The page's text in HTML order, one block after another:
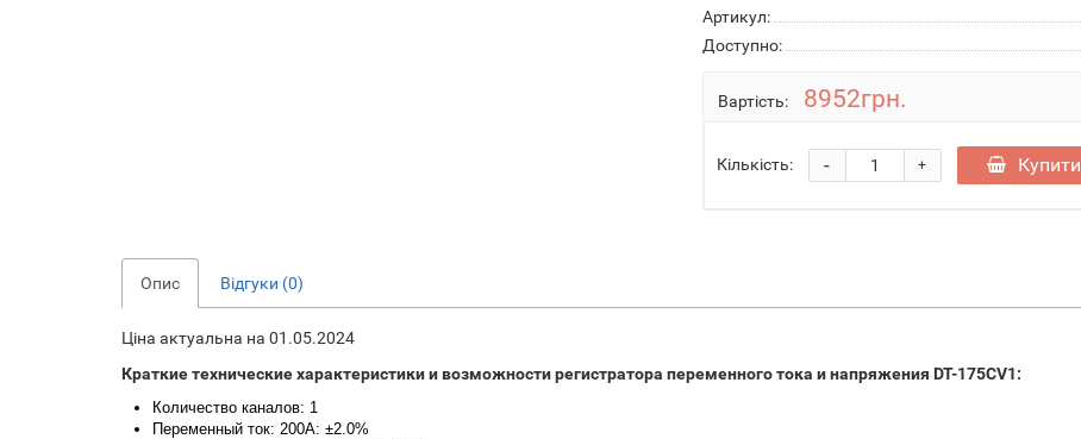
Артикул:
Доступно:
Вартість: 8952грн.
Кількість: +
- Купити
Опис Відгуки (0)
Ціна актуальна на 01.05.2024
Краткие технические характеристики и возможности регистратора переменного тока и напряжения DT-175CV1:
Количество каналов: 1
Переменный ток: 200A: ±2.0%